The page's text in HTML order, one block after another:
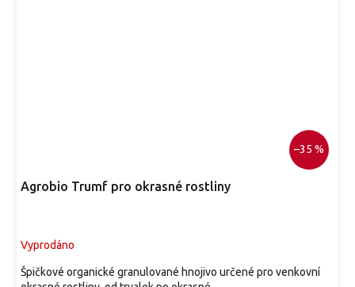
–35 %
Agrobio Trumf pro okrasné rostliny
Vyprodáno
Špičkové organické granulované hnojivo určené pro venkovní